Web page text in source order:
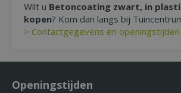
Wilt u Betoncoating zwart, in
kopen? Kom dan langs bij
> Contactgegevens en openingstijden
Openingstijden